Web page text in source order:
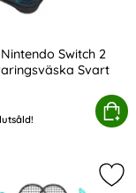
Svart
Nintendo Switch 2
Svart
Köp
Switch 2
Hållare /